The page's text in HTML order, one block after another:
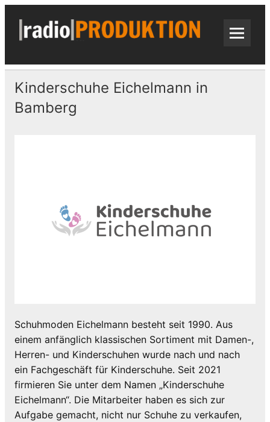
Skip
content
Kinderschuhe Eichelmann in
Bamberg
Schuhmoden Eichelmann besteht seit 1990. Aus
einem anfänglich klassischen Sortiment mit Damen-,
Herren- und Kinderschuhen wurde nach und nach
ein Fachgeschäft für Kinderschuhe. Seit 2021
firmieren Sie unter dem Namen „Kinderschuhe
Eichelmann“. Die Mitarbeiter haben es sich zur
Aufgabe gemacht, nicht nur Schuhe zu verkaufen,